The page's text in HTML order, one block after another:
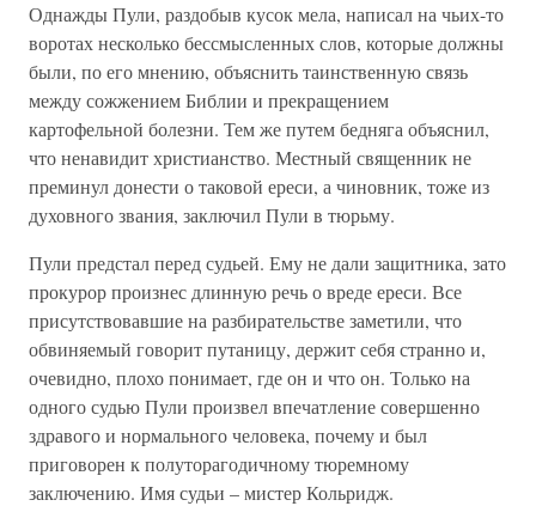
Однажды Пули, раздобыв кусок мела, написал на чьих-то
воротах несколько бессмысленных слов, которые должны
были, по его мнению, объяснить таинственную связь
между сожжением Библии и прекращением
картофельной болезни. Тем же путем бедняга объяснил,
что ненавидит христианство. Местный священник не
преминул донести о таковой ереси, а чиновник, тоже из
духовного звания, заключил Пули в тюрьму.
Пули предстал перед судьей. Ему не дали защитника, зато
прокурор произнес длинную речь о вреде ереси. Все
присутствовавшие на разбирательстве заметили, что
обвиняемый говорит путаницу, держит себя странно и,
очевидно, плохо понимает, где он и что он. Только на
одного судью Пули произвел впечатление совершенно
здравого и нормального человека, почему и был
приговорен к полуторагодичному тюремному
заключению. Имя судьи – мистер Кольридж.